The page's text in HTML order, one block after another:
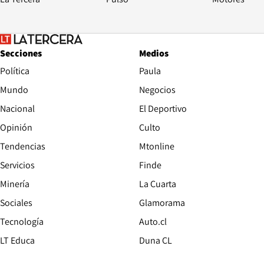
Secciones
Política
Mundo
Nacional
Opinión
Tendencias
Servicios
Minería
Sociales
Tecnología
LT Educa
Medios
Paula
Negocios
El Deportivo
Culto
Mtonline
Finde
La Cuarta
Glamorama
Auto.cl
Duna CL